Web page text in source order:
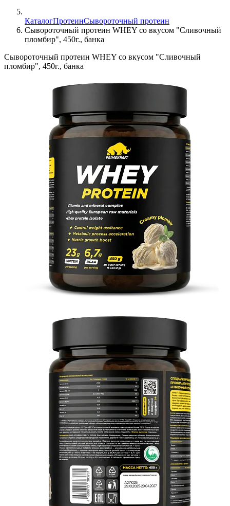
КаталогПротеинСывороточный протеин
Сывороточный протеин WHEY со вкусом "Сливочный
пломбир", 450г., банка
Сывороточный протеин WHEY со вкусом "Сливочный
пломбир", 450г., банка